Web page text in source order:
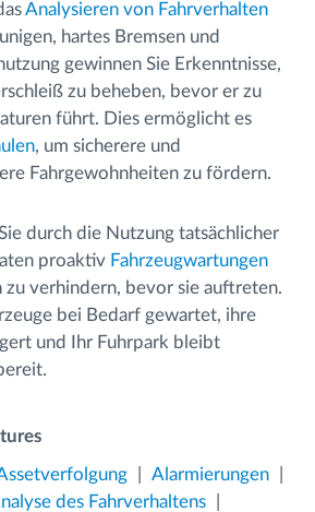
Analysieren von Fahrverhalten
hartes Bremsen und
gewinnen Sie Erkenntnisse,
zu beheben, bevor er zu
führt. Dies ermöglicht es
, um sicherere und
Fahrgewohnheiten zu fördern.
durch die Nutzung tatsächlicher
proaktiv Fahrzeugwartungen
zu verhindern, bevor sie auftreten.
bei Bedarf gewartet, ihre
und Ihr Fuhrpark bleibt
Alarmierungen
des Fahrverhaltens